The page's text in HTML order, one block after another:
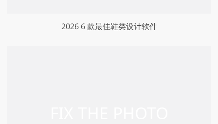
2026 6 款最佳鞋类设计软件